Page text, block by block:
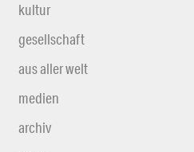
kultur
gesellschaft
aus aller welt
medien
archiv